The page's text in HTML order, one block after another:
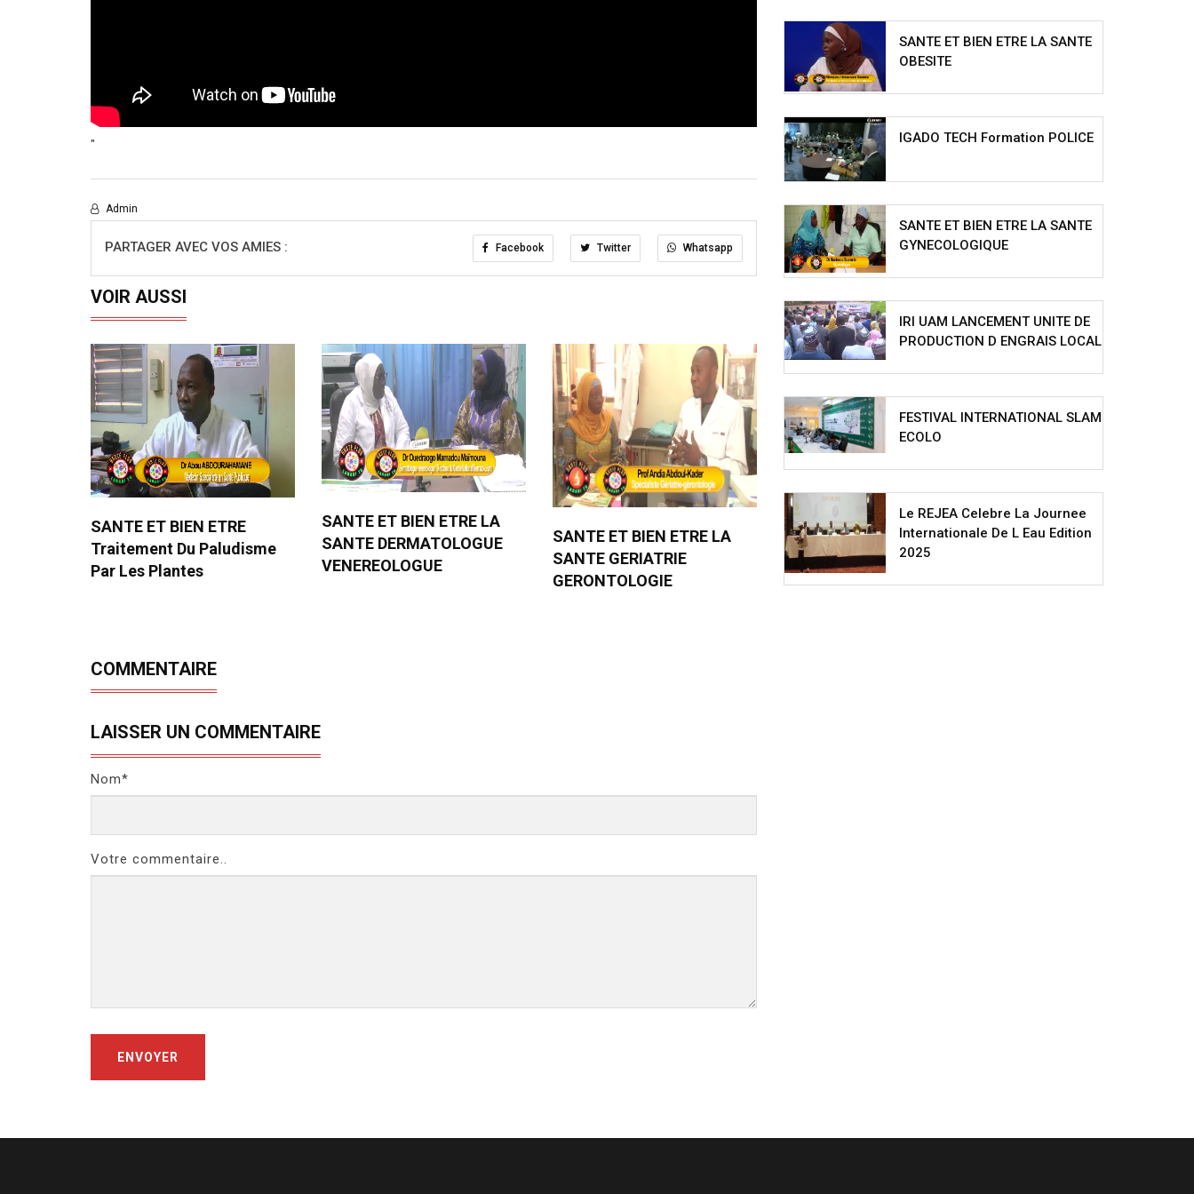
"
Admin
PARTAGER AVEC VOS AMIES : Facebook Twitter Whatsapp
VOIR AUSSI
SANTE ET BIEN ETRE
Traitement Du Paludisme
Par Les Plantes
SANTE ET BIEN ETRE LA
SANTE DERMATOLOGUE
VENEREOLOGUE
SANTE ET BIEN ETRE LA
SANTE GERIATRIE
GERONTOLOGIE
COMMENTAIRE
LAISSER UN COMMENTAIRE
Nom*
Votre commentaire..
ENVOYER
SANTE ET BIEN ETRE LA SANTE
OBESITE
IGADO TECH Formation POLICE
SANTE ET BIEN ETRE LA SANTE
GYNECOLOGIQUE
IRI UAM LANCEMENT UNITE DE
PRODUCTION D ENGRAIS LOCAL
FESTIVAL INTERNATIONAL SLAM
ECOLO
Le REJEA Celebre La Journee
Internationale De L Eau Edition
2025